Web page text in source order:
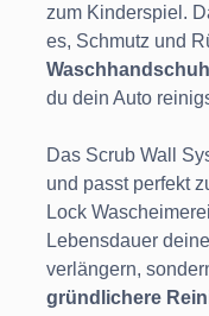
zum Kinderspiel.
es, Schmutz und
du dein Auto
Das Scrub Wall
und passt perfekt
Lock
Lebensdauer
verlängern,
gründlichere